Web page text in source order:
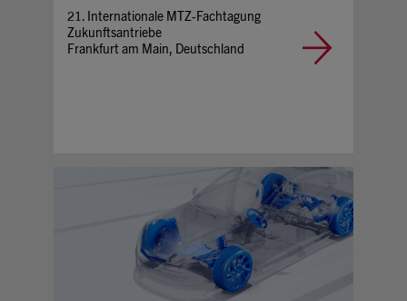
21. Internationale MTZ-Fachtagung
Zukunftsantriebe
Frankfurt am Main, Deutschland